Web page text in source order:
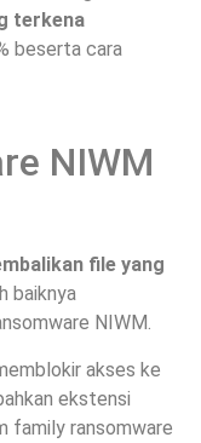
terkena
beserta cara
NIWM
file yang
baiknya
NIWM.
akses ke
ekstensi
family ransomware